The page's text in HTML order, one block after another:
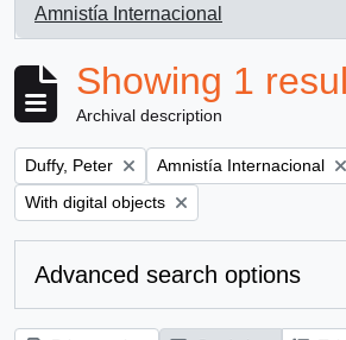
Amnistía Internacional
, 1 results
Showing 1
Archival description
Remove filter:
Duffy, Peter Remove filter:
Amnistía Internacional
Remove filter:
With digital objects
Advanced search options